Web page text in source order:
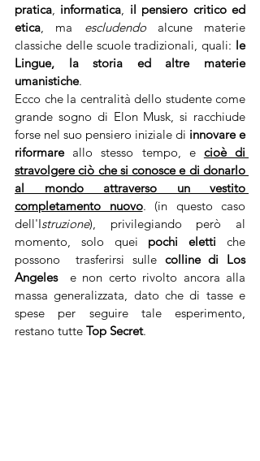
pratica, informatica, il pensiero critico ed
etica, ma escludendo alcune materie
classiche delle scuole tradizionali, quali: le
Lingue, la storia ed altre materie
umanistiche.
Ecco che la centralità dello studente come
grande sogno di Elon Musk, si racchiude
forse nel suo pensiero iniziale di innovare e
riformare allo stesso tempo, e cioè di
stravolgere ciò che si conosce e di donarlo
al mondo attraverso un vestito
completamento nuovo. (in questo caso
dell'Istruzione), privilegiando però al
momento, solo quei pochi eletti che
possono  trasferirsi sulle colline di Los
Angeles
  e non certo rivolto ancora alla
massa generalizzata, dato che di tasse e
spese per seguire tale esperimento,
restano tutte Top Secret.